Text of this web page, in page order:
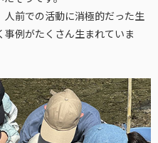
前での活動に消極的だった生
例がたくさん生まれていま